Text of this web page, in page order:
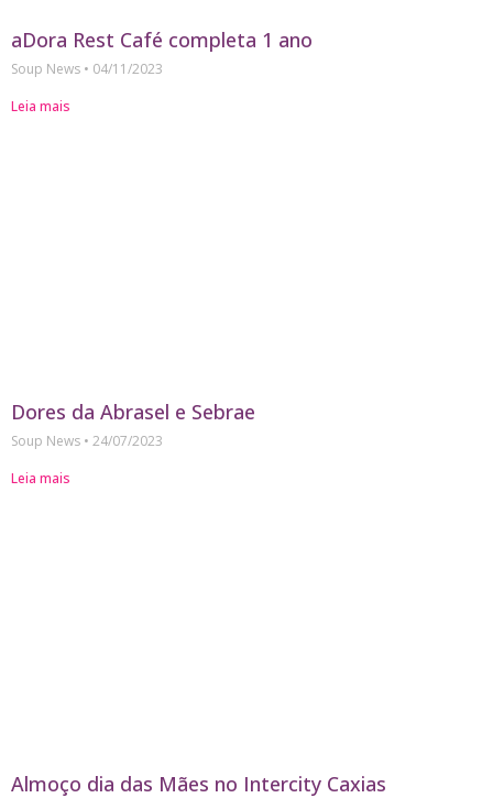
aDora Rest Café completa 1 ano
Soup News
04/11/2023
Leia mais
Dores da Abrasel e Sebrae
Soup News
24/07/2023
Leia mais
Almoço dia das Mães no Intercity Caxias